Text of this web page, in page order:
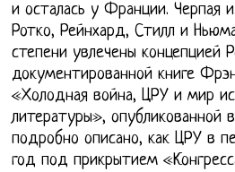
и осталась у Франции. Черпая
Ротко, Рейнхард, Стилл и
степени увлечены концепцией
документированной книге
«Холодная война, ЦРУ и мир
литературы», опубликованной
подробно описано, как ЦРУ в
год под прикрытием